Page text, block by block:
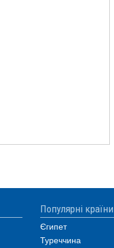
Популярні країни
Єгипет
Туреччина